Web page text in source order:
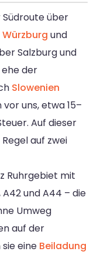
über
Würzburg und
Salzburg und
ehe der
Slowenien
uns, etwa 15–
Auf dieser
auf zwei
Ruhrgebiet mit
A42 und A44 – die
Umweg
auf der
eine Beiladung